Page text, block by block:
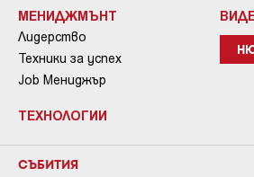
МЕНИДЖМЪНТ
Лидерство
Техники за успех
Job Мениджър
ТЕХНОЛОГИИ
СЪБИТИЯ